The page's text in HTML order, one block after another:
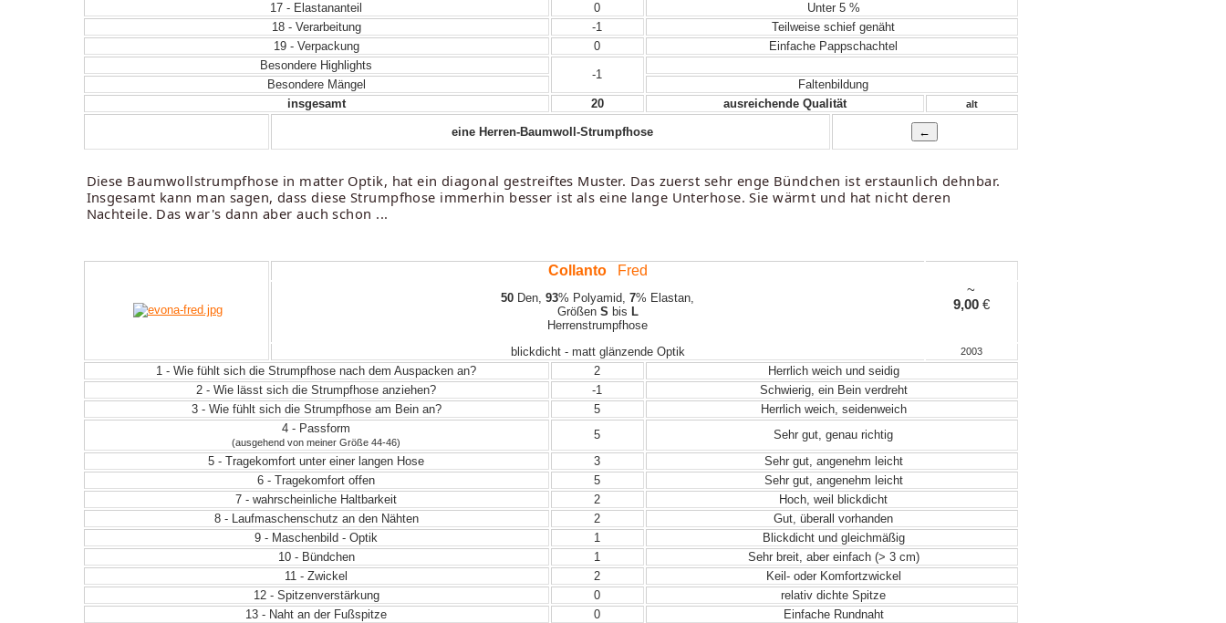
17 - Elastananteil
0
Unter 5 %
18 - Verarbeitung
-1
Teilweise schief genäht
19 - Verpackung
0
Einfache Pappschachtel
Besondere Highlights
-1
Besondere Mängel
Faltenbildung
insgesamt
20 ausreichende Qualität alt
eine Herren-Baumwoll-Strumpfhose
Diese Baumwollstrumpfhose in matter Optik, hat ein diagonal gestreiftes Muster. Das zuerst sehr enge Bündchen ist erstaunlich dehnbar.
Insgesamt kann man sagen, dass diese Strumpfhose immerhin besser ist als eine lange Unterhose. Sie wärmt und hat nicht deren
Nachteile. Das war's dann aber auch schon ...
CollantoFred
50 Den,93% Polyamid,7% Elastan,
Größen S bis L
Herrenstrumpfhose
~
9,00€
blickdicht - matt glänzende Optik 2003
1 - Wie fühlt sich die Strumpfhose nach dem Auspacken an? 2
Herrlich weich und seidig
2 - Wie lässt sich die Strumpfhose anziehen?
-1
Schwierig, ein Bein verdreht
3 - Wie fühlt sich die Strumpfhose am Bein an?
5
Herrlich weich, seidenweich
4 - Passform
(ausgehend von meiner Größe 44-46)
5
Sehr gut, genau richtig
5 - Tragekomfort unter einer langen Hose
3
Sehr gut, angenehm leicht
6 - Tragekomfort offen
5
Sehr gut, angenehm leicht
7 - wahrscheinliche Haltbarkeit
2
Hoch, weil blickdicht
8 - Laufmaschenschutz an den Nähten
2
Gut, überall vorhanden
9 - Maschenbild - Optik
1
Blickdicht und gleichmäßig
10 - Bündchen
1
Sehr breit, aber einfach (> 3 cm)
11 - Zwickel
2
Keil- oder Komfortzwickel
12 - Spitzenverstärkung
0
relativ dichte Spitze
13 - Naht an der Fußspitze
0
Einfache Rundnaht